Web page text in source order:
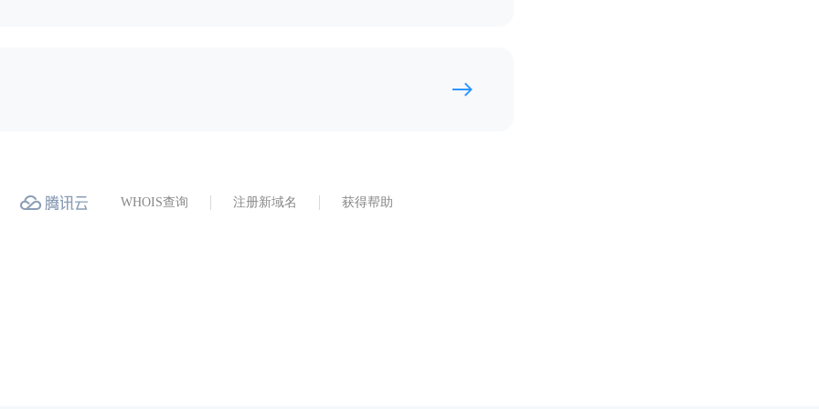
WHOIS查询 注册新域名 获得帮助